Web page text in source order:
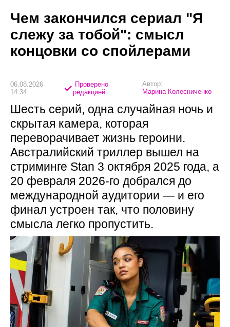
Чем закончился сериал "Я
слежу за тобой": смысл
концовки со спойлерами
06.08.2026
14:34
Проверено
редакцией
Автор:
Марина Колесниченко
Шесть серий, одна случайная ночь и
скрытая камера, которая
переворачивает жизнь героини.
Австралийский триллер вышел на
стриминге Stan 3 октября 2025 года, а
20 февраля 2026-го добрался до
международной аудитории — и его
финал устроен так, что половину
смысла легко пропустить.